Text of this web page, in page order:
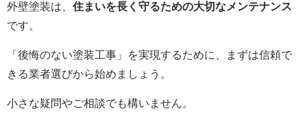
外壁塗装は、 住まいを長く守るための大切なメンテナンス
です。
「後悔のない塗装工事」を実現するために、まずは信頼で
きる業者選びから始めましょう。
小さな疑問やご相談でも構いません。